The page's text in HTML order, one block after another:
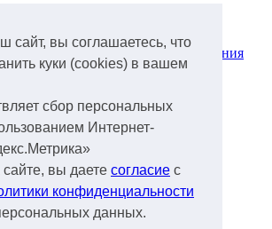
сайт, вы соглашаетесь, что
куки (cookies) в вашем
сбор персональных
Интернет-
вы даете согласие с
конфиденциальности
данных.
автотранспорта
коммунальной техники и оборудования
автотранспорта
д транспорта
оборудования
оборудования
водного транспорта